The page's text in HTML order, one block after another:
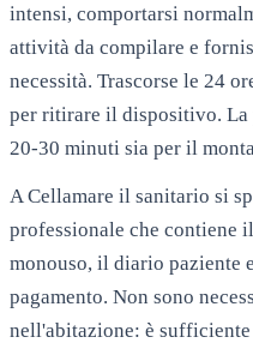
intensi, comportarsi
attività da compilare e
necessità. Trascorse le 24
per ritirare il dispositivo. La
20-30 minuti sia per il
ACellamare il sanitario si
professionale che contiene
monouso, il diario paziente
pagamento. Non sono
nell'abitazione: è